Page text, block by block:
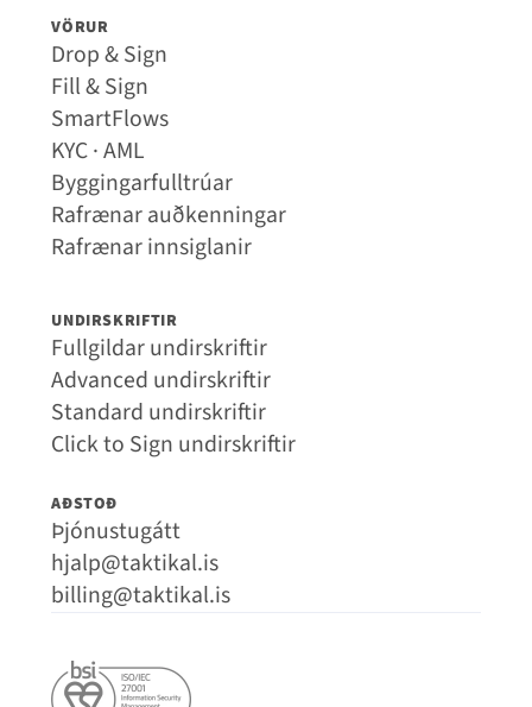
VÖRUR
Drop & Sign
Fill & Sign
SmartFlows
KYC · AML
Byggingarfulltrúar
Rafrænar auðkenningar
Rafrænar innsiglanir
UNDIRSKRIFTIR
Fullgildar undirskriftir
Advanced undirskriftir
Standard undirskriftir
Click to Sign undirskriftir
AÐSTOÐ
Þjónustugátt
hjalp@taktikal.is
billing@taktikal.is